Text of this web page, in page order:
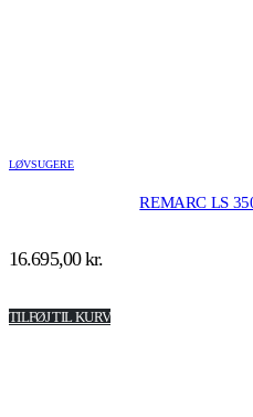
LØVSUGERE
REMARC LS
16.695,00kr.
TILFØJ TIL KURV